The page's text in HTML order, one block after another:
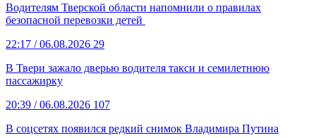
Водителям Тверской области напомнили о правилах
безопасной перевозки детей
22:17 / 06.08.2026 29
В Твери зажало дверью водителя такси и семилетнюю
пассажирку
20:39 / 06.08.2026 107
В соцсетях появился редкий снимок Владимира Путина